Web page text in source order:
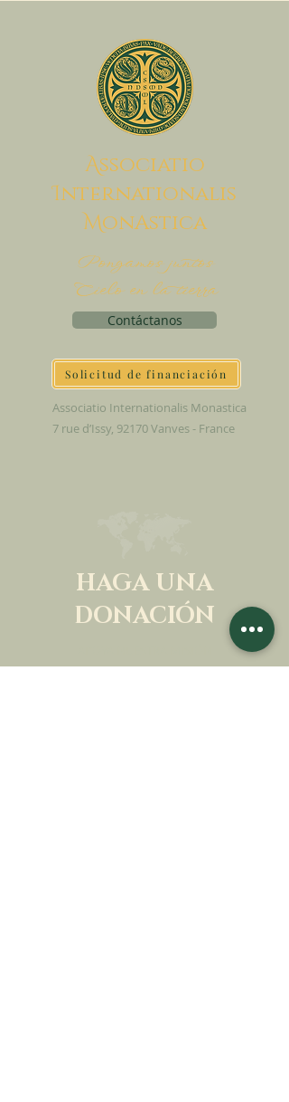
Associatio
Internationalis
MonAstica
Pongamos juntos
Cielo en la tierra
Contáctanos
Solicitud de financiación
Associatio Internationalis Monastica
7 rue d’Issy, 92170 Vanves - France
HAGA UNA
DONACIÓN